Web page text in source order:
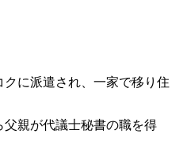
に派遣され、一家で移り住
親が代議士秘書の職を得